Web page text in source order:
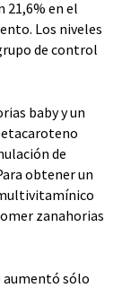
21,6% en el
Los niveles
de control
baby y un
de
obtener un
zanahorias
aumentó sólo